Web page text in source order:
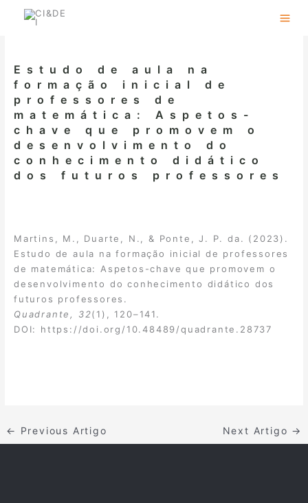
Estudo de aula na
formação inicial de
professores de
matemática: Aspetos-
chave que promovem o
desenvolvimento do
conhecimento didático
dos futuros professores
Martins, M., Duarte, N., & Ponte, J. P. da. (2023).
Estudo de aula na formação inicial de professores
de matemática: Aspetos-chave que promovem o
desenvolvimento do conhecimento didático dos
futuros professores.
Quadrante, 32(1), 120–141.
DOI: https://doi.org/10.48489/quadrante.28737
← Previous Artigo Next Artigo →